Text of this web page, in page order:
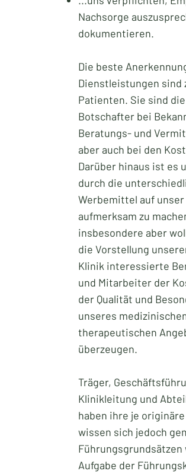
Nachsorge
dokumentieren.
Die beste
Dienstleistungen sind
Patienten. Sie sind
Botschafter bei
Beratungs- und
aber auch bei den
Darüber hinaus ist es
durch die
Werbemittel auf
aufmerksam zu
insbesondere aber
die Vorstellung
Klinik interessierte
und Mitarbeiter der
der Qualität und
unseres
therapeutischen
überzeugen.
Träger,
Klinikleitung und
haben ihre je
wissen sich jedoch
Aufgabe der